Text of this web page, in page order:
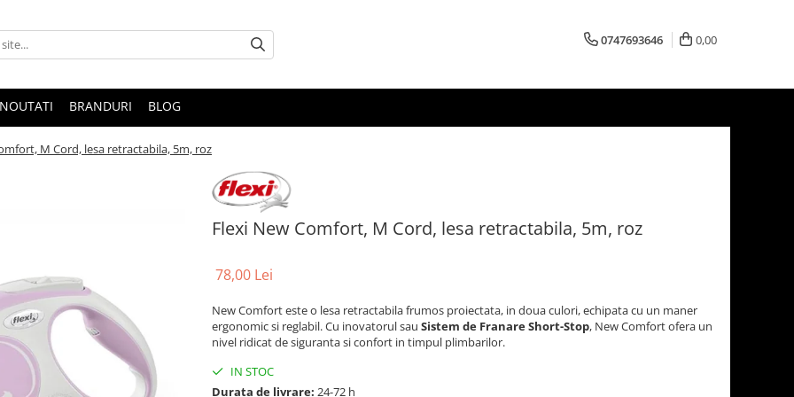
0747693646 0,00
NOUTATI BRANDURI BLOG
M Cord, lesa retractabila, 5m, roz
Flexi New Comfort, M Cord, lesa retractabila, 5m, roz
78,00 Lei
New Comfort este o lesa retractabila frumos proiectata, in doua culori, echipata cu un maner
ergonomic si reglabil. Cu inovatorul sau Sistem de Franare Short-Stop, New Comfort ofera un
nivel ridicat de siguranta si confort in timpul plimbarilor.
IN STOC
Durata de livrare: 24-72 h